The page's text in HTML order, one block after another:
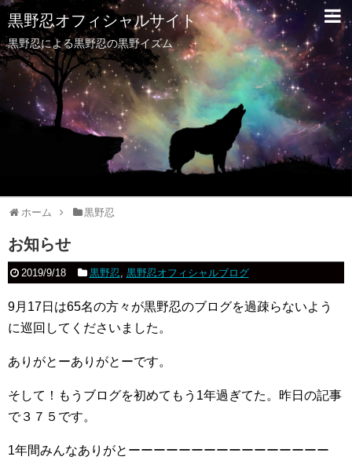
黒野忍オフィシャルサイト
黒野忍による黒野忍の黒野イズム
ホーム 黒野忍
お知らせ
2019/9/18 黒野忍, 黒野忍オフィシャルブログ
9月17日は65名の方々が黒野忍のブログを過疎らないよう
に巡回してくださいました。
ありがとーありがとーです。
そして！もうブログを初めてもう1年過ぎてた。昨日の記事
で３７５です。
1年間みんなありがとーーーーーーーーーーーーーーーー